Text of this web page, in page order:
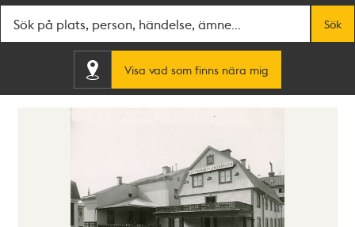
Sök
Visa vad som finns nära mig